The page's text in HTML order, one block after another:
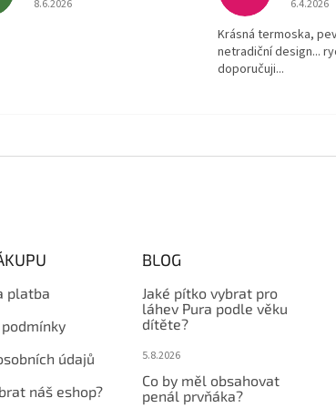
8.6.2026 6.4.2026
Krásná termoska,
netradiční design...
doporučuji...
platba
údajů
náš eshop?
BLOG
Jaké pítko vybrat pro
láhev Pura podle věku
dítěte?
5.8.2026
Co by měl obsahovat
penál prvňáka?